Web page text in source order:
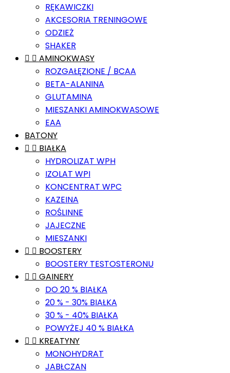
RĘKAWICZKI
AKCESORIA TRENINGOWE
ODZIEŻ
SHAKER
  AMINOKWASY
ROZGAŁĘZIONE / BCAA
BETA-ALANINA
GLUTAMINA
MIESZANKI AMINOKWASOWE
EAA
BATONY
  BIAŁKA
HYDROLIZAT WPH
IZOLAT WPI
KONCENTRAT WPC
KAZEINA
ROŚLINNE
JAJECZNE
MIESZANKI
  BOOSTERY
BOOSTERY TESTOSTERONU
  GAINERY
DO 20 % BIAŁKA
20 % - 30% BIAŁKA
30 % - 40% BIAŁKA
POWYŻEJ 40 % BIAŁKA
  KREATYNY
MONOHYDRAT
JABŁCZAN